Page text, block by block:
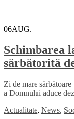
06AUG.
Schimbarea
sărbătorită
Zi de mare
a Domnului aduce
Actualitate, News,